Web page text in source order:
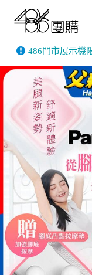
486門市展示機